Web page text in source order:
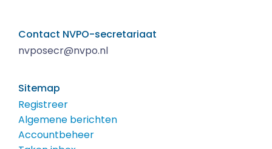
Contact NVPO-secretariaat
nvposecr@nvpo.nl
Sitemap
Registreer
Algemene berichten
Accountbeheer